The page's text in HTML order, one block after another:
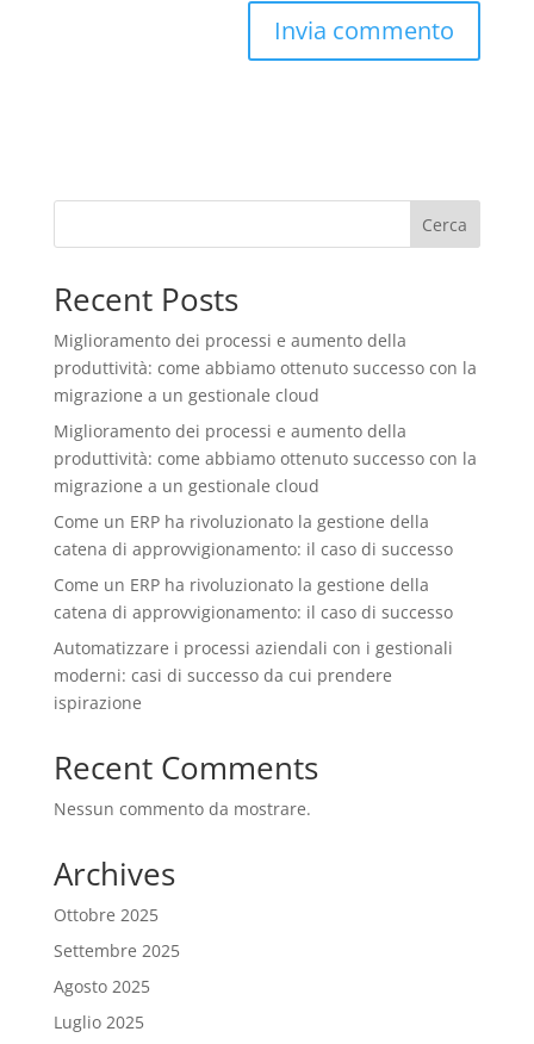
Cerca
Recent Posts
Miglioramento dei processi e aumento della
produttività: come abbiamo ottenuto successo con la
migrazione a un gestionale cloud
Miglioramento dei processi e aumento della
produttività: come abbiamo ottenuto successo con la
migrazione a un gestionale cloud
Come un ERP ha rivoluzionato la gestione della
catena di approvvigionamento: il caso di successo
Come un ERP ha rivoluzionato la gestione della
catena di approvvigionamento: il caso di successo
Automatizzare i processi aziendali con i gestionali
moderni: casi di successo da cui prendere
ispirazione
Recent Comments
Nessun commento da mostrare.
Archives
Ottobre 2025
Settembre 2025
Agosto 2025
Luglio 2025